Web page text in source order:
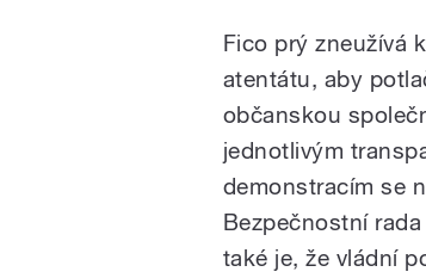
Fico prý zneužívá
atentátu, aby
občanskou
jednotlivým
demonstracím se
Bezpečnostní
také je, že vládní